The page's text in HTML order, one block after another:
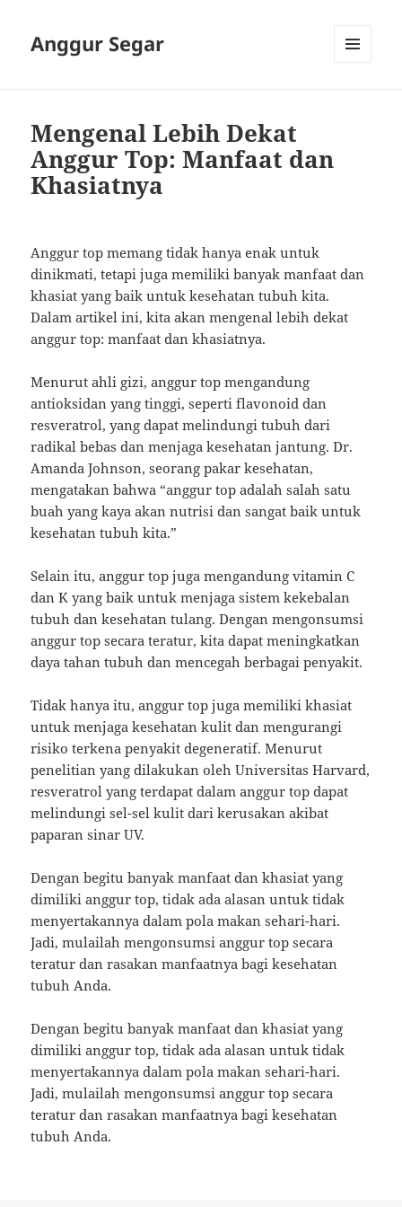
Anggur Segar
Mengenal Lebih Dekat
Anggur Top: Manfaat dan
Khasiatnya
Anggur top memang tidak hanya enak untuk
dinikmati, tetapi juga memiliki banyak manfaat dan
khasiat yang baik untuk kesehatan tubuh kita.
Dalam artikel ini, kita akan mengenal lebih dekat
anggur top: manfaat dan khasiatnya.
Menurut ahli gizi, anggur top mengandung
antioksidan yang tinggi, seperti flavonoid dan
resveratrol, yang dapat melindungi tubuh dari
radikal bebas dan menjaga kesehatan jantung. Dr.
Amanda Johnson, seorang pakar kesehatan,
mengatakan bahwa “anggur top adalah salah satu
buah yang kaya akan nutrisi dan sangat baik untuk
kesehatan tubuh kita.”
Selain itu, anggur top juga mengandung vitamin C
dan K yang baik untuk menjaga sistem kekebalan
tubuh dan kesehatan tulang. Dengan mengonsumsi
anggur top secara teratur, kita dapat meningkatkan
daya tahan tubuh dan mencegah berbagai penyakit.
Tidak hanya itu, anggur top juga memiliki khasiat
untuk menjaga kesehatan kulit dan mengurangi
risiko terkena penyakit degeneratif. Menurut
penelitian yang dilakukan oleh Universitas Harvard,
resveratrol yang terdapat dalam anggur top dapat
melindungi sel-sel kulit dari kerusakan akibat
paparan sinar UV.
Dengan begitu banyak manfaat dan khasiat yang
dimiliki anggur top, tidak ada alasan untuk tidak
menyertakannya dalam pola makan sehari-hari.
Jadi, mulailah mengonsumsi anggur top secara
teratur dan rasakan manfaatnya bagi kesehatan
tubuh Anda.
Dengan begitu banyak manfaat dan khasiat yang
dimiliki anggur top, tidak ada alasan untuk tidak
menyertakannya dalam pola makan sehari-hari.
Jadi, mulailah mengonsumsi anggur top secara
teratur dan rasakan manfaatnya bagi kesehatan
tubuh Anda.